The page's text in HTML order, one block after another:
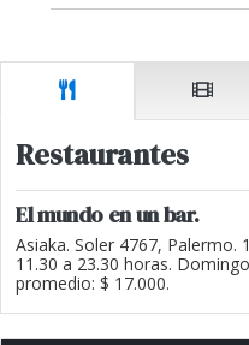
Restaurantes
El mundo en un bar.
Asiaka. Soler 4767, Palermo.
11.30 a 23.30 horas.
promedio: $ 17.000.